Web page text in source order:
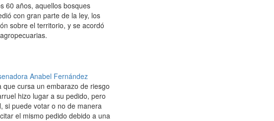
60 años, aquellos bosques
con gran parte de la ley, los
sobre el territorio, y se acordó
Anabel Fernández
cursa un embarazo de riesgo
hizo lugar a su pedido, pero
si puede votar o no de manera
el mismo pedido debido a una